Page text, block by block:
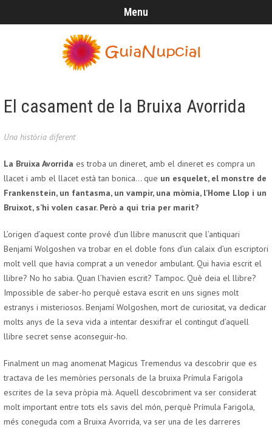
Menu
El casament de la Bruixa Avorrida
Una història diferent
La Bruixa Avorrida es troba un dineret, amb el dineret es compra un
llacet i amb el llacet està tan bonica… que un esquelet, el monstre de
Frankenstein, un fantasma, un vampir, una mòmia, l’Home Llop i un
Bruixot, s’hi volen casar. Però a qui tria per marit?
L’origen d’aquest conte prové d’un llibre manuscrit que l’antiquari
Benjamí Wolgoshen va trobar en el doble fons d’un calaix d’un escriptori
molt vell que havia comprat a un venedor ambulant. Qui havia escrit el
llibre? No ho sabia. Quan l’havien escrit? Tampoc. Què deia el llibre?
Impossible de saber-ho perquè estava escrit en uns signes molt
estranys i misteriosos. Benjamí Wolgoshen, mort de curiositat, va dedicar
molts anys de la seva vida a intentar desxifrar el contingut d’aquell
llibre secret sense aconseguir-ho.
Finalment un mag anomenat Magicus Tremendus va descobrir que es
tractava de les memòries personals de la bruixa Prímula Farigola
escrites de la seva pròpia mà. Aquell descobriment va ser considerat
molt important entre tots els savis del món, perquè Prímula Farigola,
més coneguda com a Bruixa Avorrida, va ser una de les darreres